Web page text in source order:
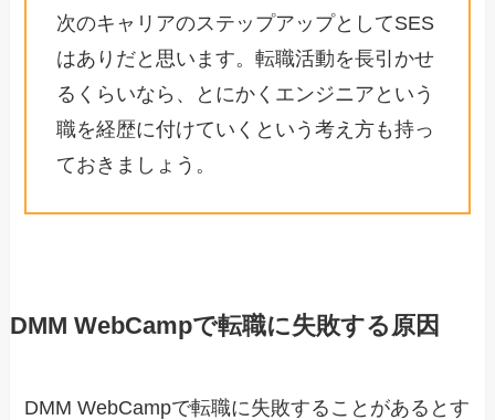
次のキャリアのステップアップとしてSES
はありだと思います。転職活動を長引かせ
るくらいなら、とにかくエンジニアという
職を経歴に付けていくという考え方も持っ
ておきましょう。
DMM WebCampで転職に失敗する原因
DMM WebCampで転職に失敗することがあるとす